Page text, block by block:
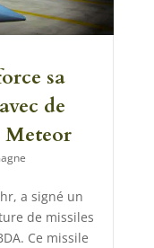
sa
de
Meteor
a signé un
de missiles
Ce missile